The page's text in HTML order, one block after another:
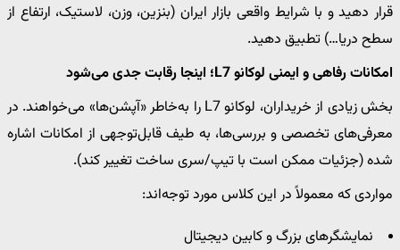
قرار دهید و با شرایط واقعی بازار ایران (بنزین، وزن، لاستیک، ارتفاع از
سطح دریا…) تطبیق دهید.
امکانات رفاهی و ایمنی لوکانو L7؛ اینجا رقابت جدی می‌شود
بخش زیادی از خریداران، لوکانو L7 را به‌خاطر «آپشن‌ها» می‌خواهند. در
معرفی‌های تخصصی و بررسی‌ها، به طیف قابل‌توجهی از امکانات اشاره
شده (جزئیات ممکن است با تیپ/سری ساخت تغییر کند).
مواردی که معمولاً در این کلاس مورد توجه‌اند:
نمایشگرهای بزرگ و کابین دیجیتال